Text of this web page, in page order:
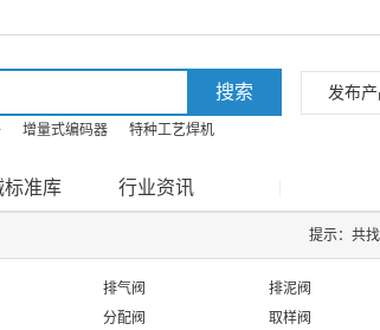
增量式编码器
特种工艺焊机
发布
标准库 行业资讯
提示：共找
排气阀
排泥阀
分配阀
取样阀